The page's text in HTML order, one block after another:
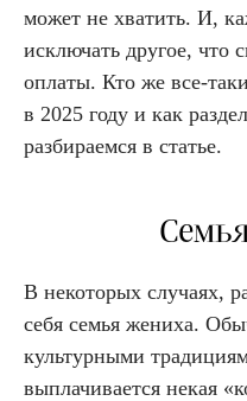
может не хватить. И,
исключать другое, что
оплаты. Кто же все-
в 2025 году и как
разбираемся в статье.
В некоторых случаях,
себя семья жениха.
культурными
выплачивается некая